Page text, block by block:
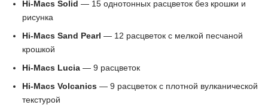
Hi-Macs Solid — 15 однотонных расцветок без крошки и
рисунка
Hi-Macs Sand Pearl — 12 расцветок с мелкой песчаной
крошкой
Hi-Macs Lucia — 9 расцветок
Hi-Macs Volcanics — 9 расцветок с плотной вулканической
текстурой